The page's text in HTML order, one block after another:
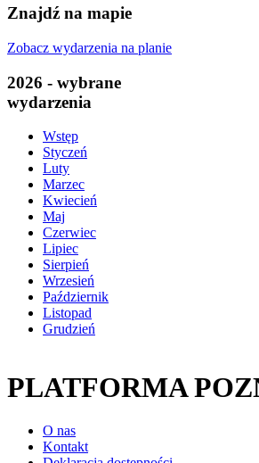
Znajdź na mapie
Zobacz wydarzenia na planie
2026 - wybrane
wydarzenia
Wstęp
Styczeń
Luty
Marzec
Kwiecień
Maj
Czerwiec
Lipiec
Sierpień
Wrzesień
Październik
Listopad
Grudzień
PLATFORMA
O nas
Kontakt